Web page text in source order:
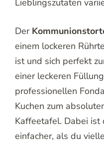
Lieblingszutaten
Der
einem lockeren
ist und sich perfekt
einer leckeren
professionellen
Kuchen zum
Kaffeetafel. Dabei
einfacher, als du